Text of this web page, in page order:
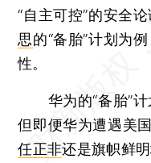
“自主可控”的安全
思的“备胎”计划为
性。
华为的“备胎”计
但即便华为遭遇美
任正非还是旗帜鲜